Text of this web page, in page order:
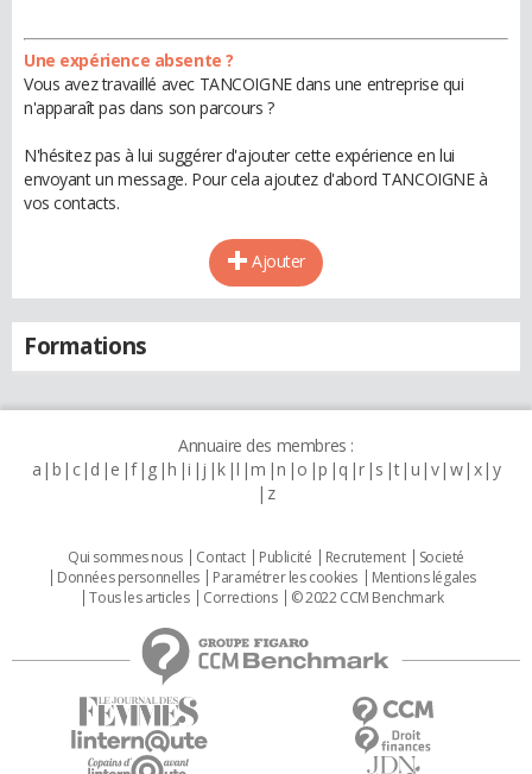
Une expérience absente ?
Vous avez travaillé avec TANCOIGNE dans une entreprise qui
n'apparaît pas dans son parcours ?
N'hésitez pas à lui suggérer d'ajouter cette expérience en lui
envoyant un message. Pour cela ajoutez d'abord TANCOIGNE à
vos contacts.
Ajouter
Formations
Annuaire des membres :
a b c d e f g h i j k l m n o p q r s t u v w x y
z
Qui sommes nous Contact Publicité Recrutement
Societé
Données personnelles
Paramétrer les cookies
Mentions légales
Tous les articles
Corrections © 2022 CCM Benchmark